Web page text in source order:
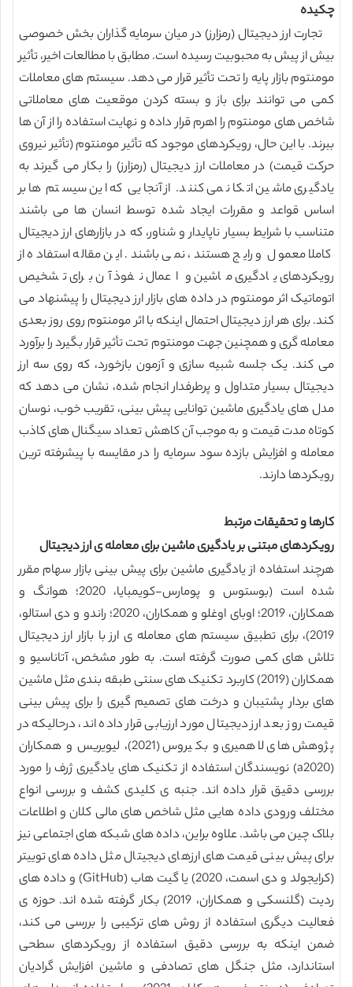
چکیده
تجارت ارز دیجیتال (رمزارز) در میان سرمایه گذاران بخش خصوصی
بیش از پیش به محبوبیت رسیده است. مطابق با مطالعات اخیر، تأثیر
مومنتوم بازار پایه را تحت تأثیر قرار می دهد. سیستم های معاملات
کمی می توانند برای باز و بسته کردن موقعیت های معاملاتی
شاخص های مومنتوم را اهرم قرار داده و نهایت استفاده را از آن ها
ببرند. با این حال، رویکردهای موجود که تأثیر مومنتوم (تأثیر نیروی
حرکت قیمت) در معاملات ارز دیجیتال (رمزارز) را بکار می گیرند به
یادگیری ماشین اتکا نمی کنند. از آنجایی که این سیستم ها بر
اساس قواعد و مقررات ایجاد شده توسط انسان ها می باشند
متناسب با شرایط بسیار ناپایدار و شناور، که در بازارهای ارز دیجیتال
کاملا معمول و رایج هستند، نمی باشند. این مقاله استفاده از
رویکردهای یادگیری ماشین و اعمال نفوذ آن برای تشخیص
اتوماتیک اثر مومنتوم در داده های بازار ارز دیجیتال را پیشنهاد می
کند. برای هر ارز دیجیتال احتمال اینکه با اثر مومنتوم روی روز بعدی
معامله گری و همچنین جهت مومنتوم تحت تأثیر قرار بگیرد را برآورد
می کند. یک جلسه شبیه سازی و آزمون بازخورد، که روی سه ارز
دیجیتال بسیار متداول و پرطرفدار انجام شده، نشان می دهد که
مدل های یادگیری ماشین توانایی پیش بینی، تقریب خوب، نوسان
کوتاه مدت قیمت و به موجب آن کاهش تعداد سیگنال های کاذب
معامله و افزایش بازده سود سرمایه را در مقایسه با پیشرفته ترین
رویکردها دارند.
کارها و تحقیقات مرتبط
رویکردهای مبتنی بر یادگیری ماشین برای معامله ی ارز دیجیتال
هرچند استفاده از یادگیری ماشین برای پیش بینی بازار سهام مقرر
شده است (بوستوس و پومارس-کویمبایا، 2020؛ هوانگ و
همکاران، 2019؛ اوبای اوغلو و همکاران، 2020؛ راندو و دی استالو،
2019)، برای تطبیق سیستم های معامله ی ارز با بازار ارز دیجیتال
تلاش های کمی صورت گرفته است. به طور مشخص، آتاناسیو و
همکاران (2019) کاربرد تکنیک های سنتی طبقه بندی مثل ماشین
های بردار پشتیبان و درخت های تصمیم گیری را برای پیش بینی
قیمت روز بعد ارز دیجیتال مورد ارزیابی قرار داده اند، درحالیکه در
پژوهش های لاهمیری و بکیروس (2021)، لیویریس و همکاران
(a2020) نویسندگان استفاده از تکنیک های یادگیری ژرف را مورد
بررسی دقیق قرار داده اند. جنبه ی کلیدی کشف و بررسی انواع
مختلف ورودی داده هایی مثل شاخص های مالی کلان و اطلاعات
بلاک چین می باشد. علاوه براین، داده های شبکه های اجتماعی نیز
برای پیش بینی قیمت های ارزهای دیجیتال مثل داده های توییتر
(کرایجولد و دی اسمت، 2020) یا گیت هاب (GitHub) و داده های
ردیت (گلنسکی و همکاران، 2019) بکار گرفته شده اند. حوزه ی
فعالیت دیگری استفاده از روش های ترکیبی را بررسی می کند،
ضمن اینکه به بررسی دقیق استفاده از رویکردهای سطحی
استاندارد، مثل جنگل های تصادفی و ماشین افزایش گرادیان